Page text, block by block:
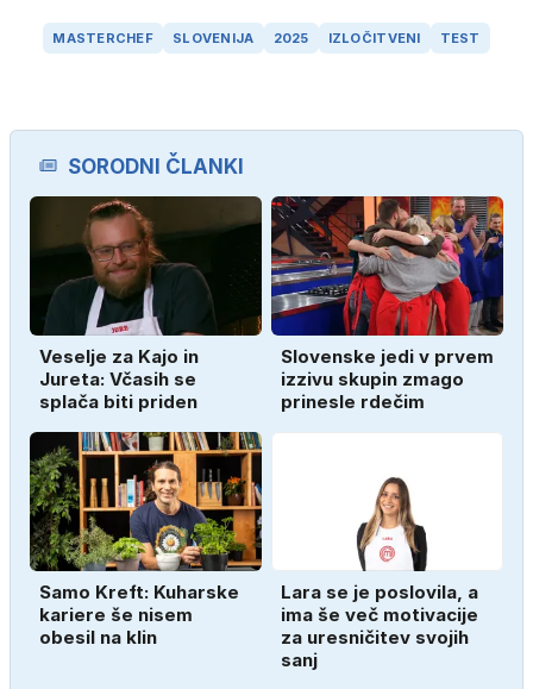
MASTERCHEF SLOVENIJA 2025 IZLOČITVENI TEST
SORODNI ČLANKI
Veselje za Kajo in
Jureta: Včasih se
splača biti priden
Slovenske jedi v prvem
izzivu skupin zmago
prinesle rdečim
Samo Kreft: Kuharske
kariere še nisem
obesil na klin
Lara se je poslovila, a
ima še več motivacije
za uresničitev svojih
sanj